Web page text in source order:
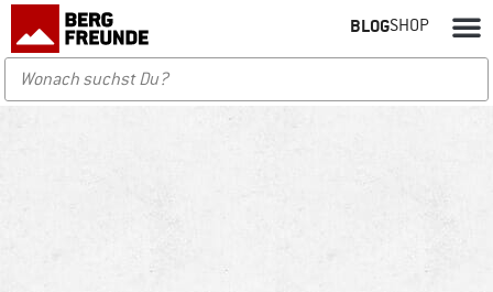
BLOGSHOP